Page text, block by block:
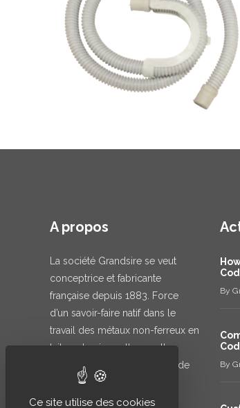
Ce site utilise des cookies
A propos
La société Grandsire se veut
conceptrice et fabricante
française depuis 1883. Force
d’un savoir-faire natif dans le
travail des métaux non-ferreux en
laiton et cuivre, elle excelle
aujourd’hui dans le contrôle de
l’eau : l’anti-pollution et l’eau
mitigée.
By
By